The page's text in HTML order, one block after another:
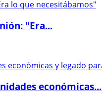
"Era...
económicas...